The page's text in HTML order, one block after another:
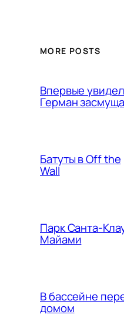
MORE POSTS
Впервые
Герман
Батуты в Off the
Wall
Парк Санта-
Майами
В бассейне
домом